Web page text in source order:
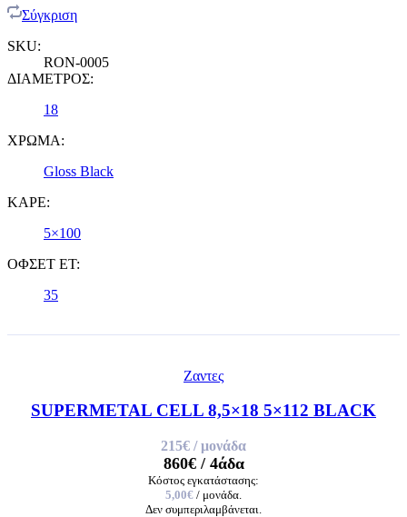
Σύγκριση
SKU:
RON-0005
ΔΙΑΜΕΤΡΟΣ:
18
ΧΡΩΜΑ:
Gloss Black
ΚΑΡΕ:
5×100
ΟΦΣΕΤ ET:
35
Ζαντες
SUPERMETAL CELL 8,5×18 5×112 BLACK
215€ / μονάδα
860€/ 4άδα
Κόστος εγκατάστασης:
5,00€ / μονάδα.
Δεν συμπεριλαμβάνεται.